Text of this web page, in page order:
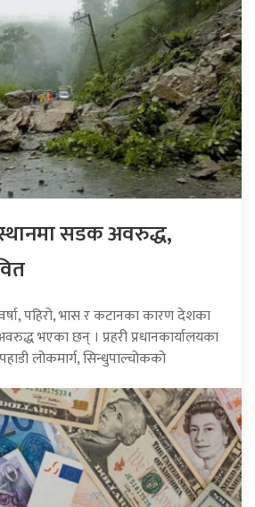
सडक अवरुद्ध,
पहिरो, भास र कटानका कारण देशका
भएका छन् । प्रहरी प्रधानकार्यालयका
लोकमार्ग, सिन्धुपाल्चोकको